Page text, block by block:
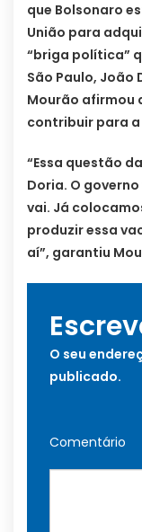
que Bolsonaro
União para
“briga política”
São Paulo, João
Mourão afirmou
contribuir para
“Essa questão
Doria. O
vai. Já
produzir essa
aí”, garantiu
O seu
publicado.
Comentário